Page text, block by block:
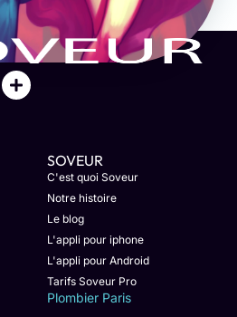
SOVEUR
C'est quoi Soveur
Notre histoire
Le blog
L'appli pour iphone
L'appli pour Android
Tarifs Soveur Pro
Plombier Paris